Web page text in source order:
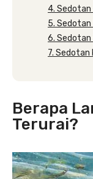
4. Sedotan
5. Sedotan
6. Sedotan
7. Sedotan
Berapa
Terurai?